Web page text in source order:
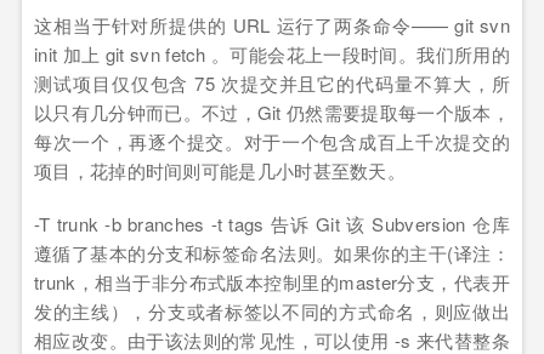
这相当于针对所提供的 URL 运行了两条命令—— git svn
init 加上 git svn fetch 。可能会花上一段时间。我们所用的
测试项目仅仅包含 75 次提交并且它的代码量不算大，所
以只有几分钟而已。不过，Git 仍然需要提取每一个版本，
每次一个，再逐个提交。对于一个包含成百上千次提交的
项目，花掉的时间则可能是几小时甚至数天。
-T trunk -b branches -t tags 告诉 Git 该 Subversion 仓库
遵循了基本的分支和标签命名法则。如果你的主干(译注：
trunk，相当于非分布式版本控制里的master分支，代表开
发的主线），分支或者标签以不同的方式命名，则应做出
相应改变。由于该法则的常见性，可以使用 -s 来代替整条